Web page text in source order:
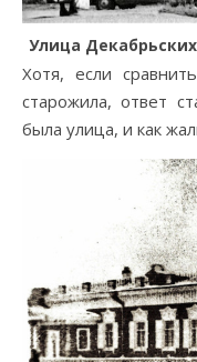
Улица
Хотя, если
старожила, ответ
была улица, и как